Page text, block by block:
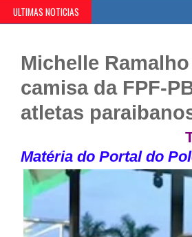
ULTIMAS NOTICIAS
Michelle
camisa da FPF-
atletas
Matéria do Portal do